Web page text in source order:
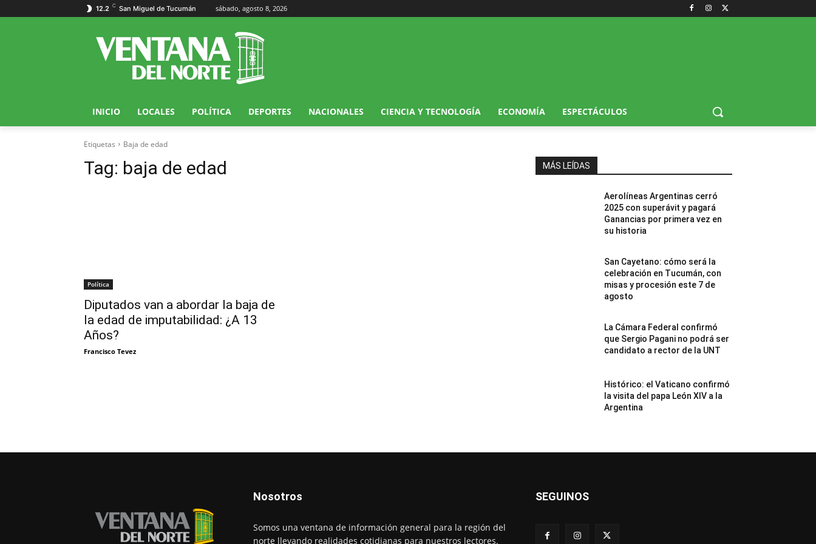
12.2 C San Miguel de Tucumán sábado, agosto 8, 2026
INICIO LOCALES POLÍTICA DEPORTES NACIONALES CIENCIA Y TECNOLOGÍA ECONOMÍA ESPECTÁCULOS
Etiquetas Baja de edad
Tag: baja de edad
Política
Diputados van a abordar la baja de
la edad de imputabilidad: ¿A 13
Años?
Francisco Tevez
MÁS LEÍDAS
Aerolíneas Argentinas cerró
2025 con superávit y pagará
Ganancias por primera vez en
su historia
San Cayetano: cómo será la
celebración en Tucumán, con
misas y procesión este 7 de
agosto
La Cámara Federal confirmó
que Sergio Pagani no podrá ser
candidato a rector de la UNT
Histórico: el Vaticano confirmó
la visita del papa León XIV a la
Argentina
Nosotros
Somos una ventana de información general para la región del
norte llevando realidades cotidianas para nuestros lectores.
SEGUINOS